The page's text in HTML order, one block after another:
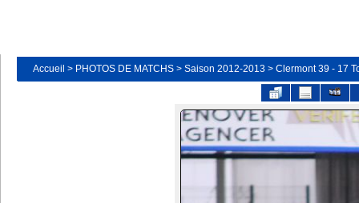
Accueil > PHOTOS DE MATCHS > Saison 2012-2013 > Clermont 39 - 17